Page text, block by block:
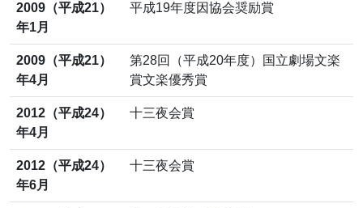
2009（平成21）
年1月
平成19年度因協会奨励賞
2009（平成21）
年4月
第28回（平成20年度）国立劇場文楽
賞文楽優秀賞
2012（平成24）
年4月
十三夜会賞
2012（平成24）
年6月
十三夜会賞